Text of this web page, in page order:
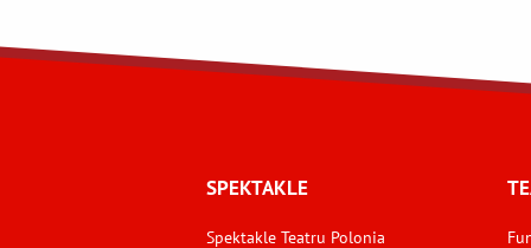
SPEKTAKLE
Spektakle Teatru Polonia